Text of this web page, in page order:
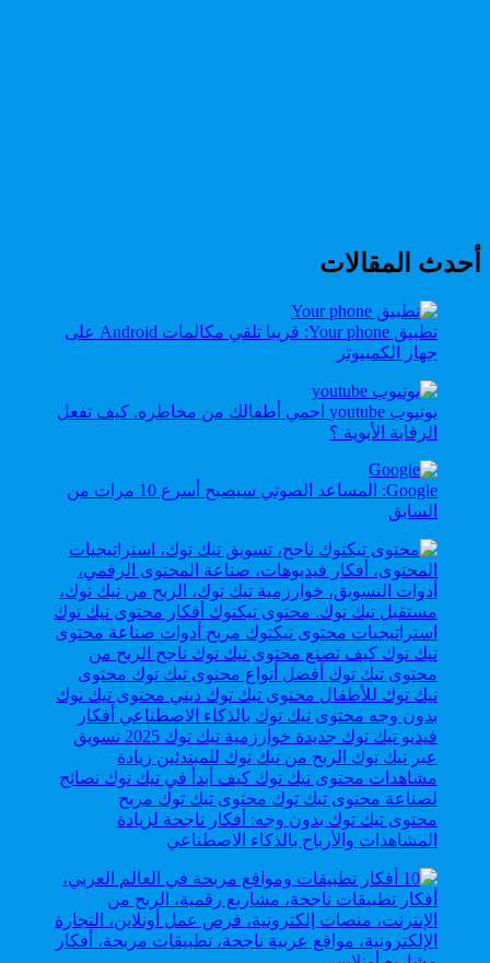
أحدث المقالات
تطبيق Your phone: قريبا تلقي مكالمات Android على
جهاز الكمبيوتر
يوتيوب youtube احمي أطفالك من مخاطره. كيف تفعل
الرقابة الأبوية ؟
Google: المساعد الصوتي سيصبح أسرع 10 مرات من
السابق
محتوى تيك توك بدون وجه: أفكار ناجحة لزيادة
المشاهدات والأرباح بالذكاء الاصطناعي